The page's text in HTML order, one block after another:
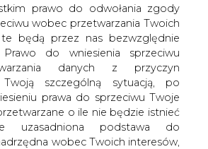
prawo do odwołania zgody
wobec przetwarzania Twoich
te będą przez nas bezwzględnie
Prawo do wniesienia sprzeciwu
danych z przyczyn
szczególną sytuacją, po
prawa do sprzeciwu Twoje
o ile nie będzie istnieć
uzasadniona podstawa do
wobec Twoich interesów,
wyniki za 2022